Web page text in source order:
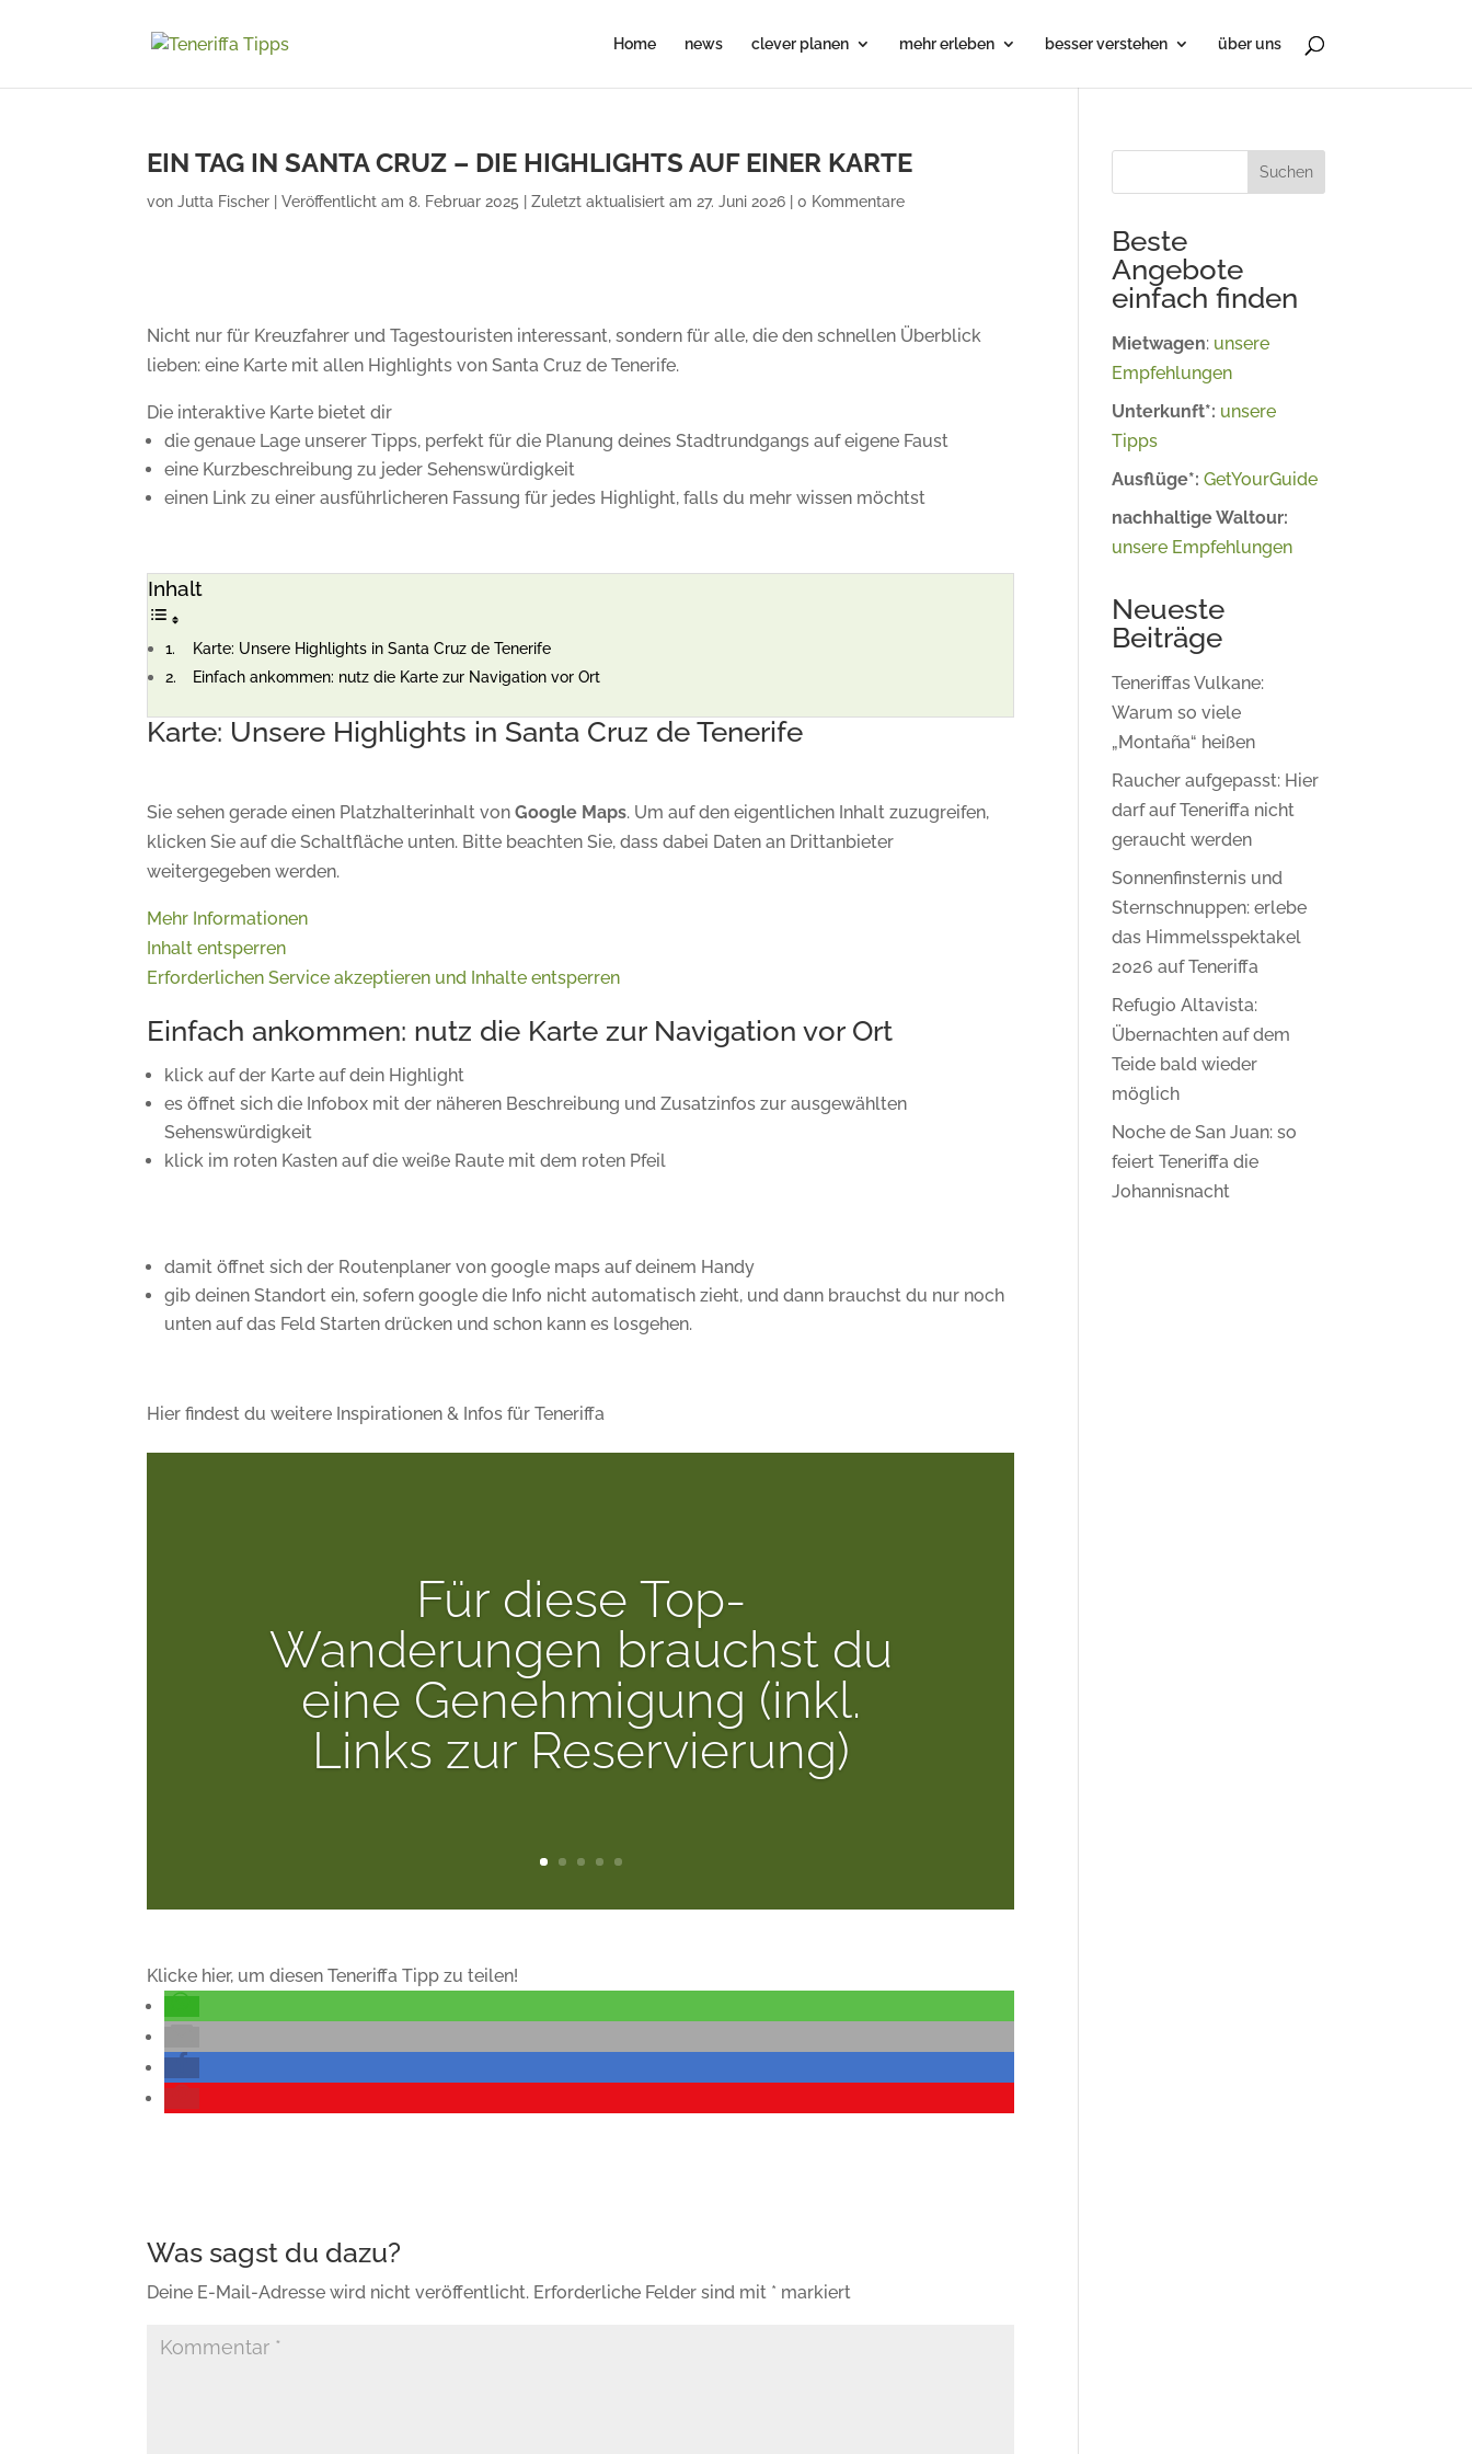
Home news clever planen mehr erleben besser verstehen über uns
EIN TAG IN SANTA CRUZ – DIE HIGHLIGHTS AUF EINER KARTE
vonJutta Fischer |Veröffentlicht am 8. Februar 2025 | Zuletzt aktualisiert am 27. Juni 2026 |0 Kommentare
Nicht nur für Kreuzfahrer und Tagestouristen interessant, sondern für alle, die den schnellen Überblick
lieben: eine Karte mit allen Highlights von Santa Cruz de Tenerife.
Die interaktive Karte bietet dir
die genaue Lage unserer Tipps, perfekt für die Planung deines Stadtrundgangs auf eigene Faust
eine Kurzbeschreibung zu jeder Sehenswürdigkeit
einen Link zu einer ausführlicheren Fassung für jedes Highlight, falls du mehr wissen möchtst
Inhalt
Karte: Unsere Highlights in Santa Cruz de Tenerife
Einfach ankommen: nutz die Karte zur Navigation vor Ort
Karte: Unsere Highlights in Santa Cruz de Tenerife
Sie sehen gerade einen Platzhalterinhalt vonGoogle Maps. Um auf den eigentlichen Inhalt zuzugreifen,
klicken Sie auf die Schaltfläche unten. Bitte beachten Sie, dass dabei Daten an Drittanbieter
weitergegeben werden.
Mehr Informationen
Inhalt entsperren
Erforderlichen Service akzeptieren und Inhalte entsperren
Einfach ankommen: nutz die Karte zur Navigation vor Ort
klick auf der Karte auf dein Highlight
es öffnet sich die Infobox mit der näheren Beschreibung und Zusatzinfos zur ausgewählten
Sehenswürdigkeit
klick im roten Kasten auf die weiße Raute mit dem roten Pfeil
damit öffnet sich der Routenplaner von google maps auf deinem Handy
gib deinen Standort ein, sofern google die Info nicht automatisch zieht, und dann brauchst du nur noch
unten auf das Feld Starten drücken und schon kann es losgehen.
Hier findest du weitere Inspirationen & Infos für Teneriffa
Für diese Top-
Wanderungen brauchst du
eine Genehmigung (inkl.
Links zur Reservierung)
Klicke hier, um diesen Teneriffa Tipp zu teilen!
Deine E-Mail-Adresse wird nicht veröffentlicht. Erforderliche Felder sind mit * markiert
Suchen
Beste
Angebote
einfach finden
Mietwagen: unsere
Empfehlungen
Unterkunft*: unsere
Tipps
Ausflüge*:GetYourGuide
nachhaltige Waltour:
unsere Empfehlungen
Neueste
Beiträge
Teneriffas Vulkane:
Warum so viele
„Montaña“ heißen
Raucher aufgepasst: Hier
darf auf Teneriffa nicht
geraucht werden
Sonnenfinsternis und
Sternschnuppen: erlebe
das Himmelsspektakel
2026 auf Teneriffa
Refugio Altavista:
Übernachten auf dem
Teide bald wieder
möglich
Noche de San Juan: so
feiert Teneriffa die
Johannisnacht